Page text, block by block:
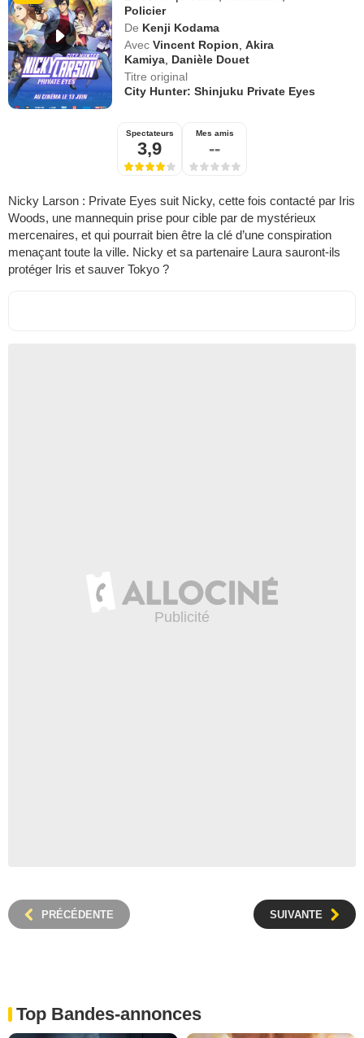
Policier
De Kenji Kodama
Avec Vincent Ropion ,Akira
Kamiya Danièle Douet
Titre original
City Hunter: Shinjuku Private Eyes
Spectateurs
3,9
Mes amis
--
Nicky Larson : Private Eyes suit Nicky, cette fois contacté par Iris
Woods, une mannequin prise pour cible par de mystérieux
mercenaires, et qui pourrait bien être la clé d’une conspiration
menaçant toute la ville. Nicky et sa partenaire Laura sauront-ils
protéger Iris et sauver Tokyo ?
PRÉCÉDENTE SUIVANTE
Top Bandes-annonces